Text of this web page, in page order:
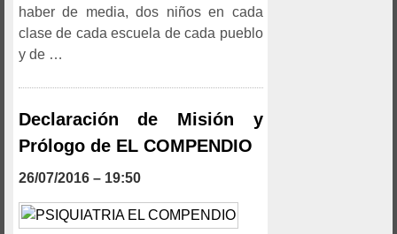
haber de media, dos niños en cada
clase de cada escuela de cada pueblo
y de …
Declaración de Misión y
Prólogo de EL COMPENDIO
26/07/2016 – 19:50